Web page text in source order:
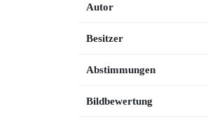
Autor
Besitzer
Abstimmungen
Bildbewertung